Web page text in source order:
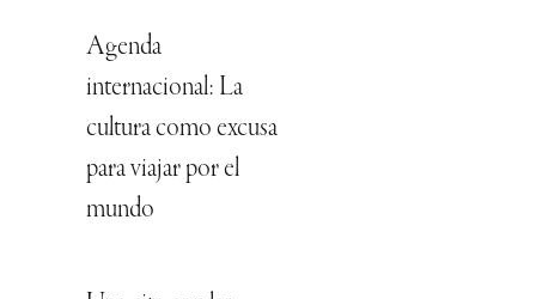
Agenda
internacional: La
cultura como excusa
para viajar por el
mundo